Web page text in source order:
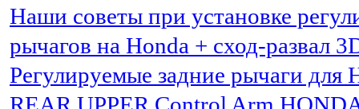
Наши советы при установке
рычагов на Honda + сход-развал
Регулируемые задние рычаги для